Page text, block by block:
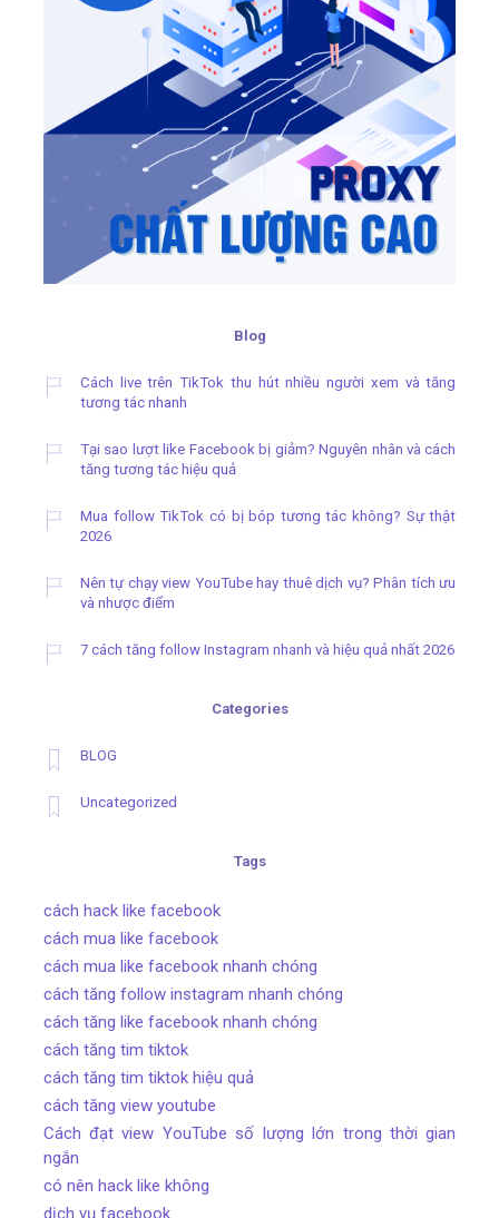
Blog
Cách live trên TikTok thu hút nhiều người xem và tăng
tương tác nhanh
Tại sao lượt like Facebook bị giảm? Nguyên nhân và cách
tăng tương tác hiệu quả
Mua follow TikTok có bị bóp tương tác không? Sự thật
2026
Nên tự chạy view YouTube hay thuê dịch vụ? Phân tích ưu
và nhược điểm
7 cách tăng follow Instagram nhanh và hiệu quả nhất 2026
Categories
BLOG
Uncategorized
Tags
cách hack like facebook
cách mua like facebook
cách mua like facebook nhanh chóng
cách tăng follow instagram nhanh chóng
cách tăng like facebook nhanh chóng
cách tăng tim tiktok
cách tăng tim tiktok hiệu quả
cách tăng view youtube
Cách đạt view YouTube số lượng lớn trong thời gian
ngắn
có nên hack like không
dịch vụ facebook